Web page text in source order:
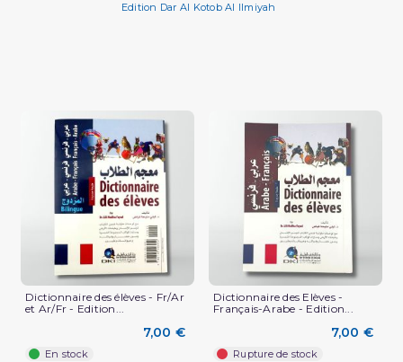
Edition Dar Al Kotob Al Ilmiyah
Dictionnaire des élèves - Fr/Ar
et Ar/Fr - Edition...
7,00 €
En stock
Dictionnaire des Elèves -
Français-Arabe - Edition...
7,00 €
Rupture de stock